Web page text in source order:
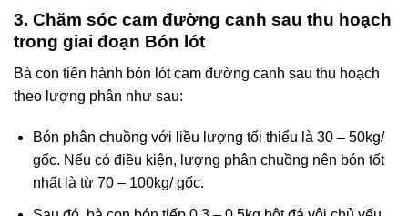
3. Chăm sóc cam đường canh sau thu hoạch
trong giai đoạn Bón lót
Bà con tiến hành bón lót cam đường canh sau thu hoạch
theo lượng phân như sau:
Bón phân chuồng với liều lượng tối thiểu là 30 – 50kg/
gốc. Nếu có điều kiện, lượng phân chuồng nên bón tốt
nhất là từ 70 – 100kg/ gốc.